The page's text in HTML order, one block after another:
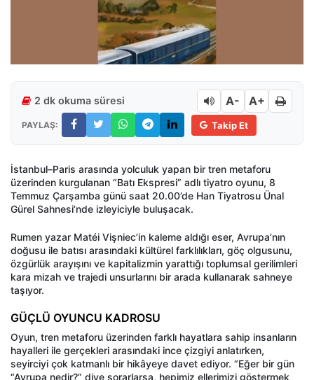
2 dk okuma süresi A- A+
PAYLAŞ: Takip Et
İstanbul–Paris arasında yolculuk yapan bir tren metaforu
üzerinden kurgulanan “Batı Ekspresi” adlı tiyatro oyunu, 8
Temmuz Çarşamba günü saat 20.00’de Han Tiyatrosu Ünal
Gürel Sahnesi’nde izleyiciyle buluşacak.
Rumen yazar Matéi Vişniec’in kaleme aldığı eser, Avrupa’nın
doğusu ile batısı arasındaki kültürel farklılıkları, göç olgusunu,
özgürlük arayışını ve kapitalizmin yarattığı toplumsal gerilimleri
kara mizah ve trajedi unsurlarını bir arada kullanarak sahneye
taşıyor.
GÜÇLÜ OYUNCU KADROSU
Oyun, tren metaforu üzerinden farklı hayatlara sahip insanların
hayalleri ile gerçekleri arasındaki ince çizgiyi anlatırken,
seyirciyi çok katmanlı bir hikâyeye davet ediyor. “Eğer bir gün
“Avrupa nedir?” diye sorarlarsa, hepimiz ellerimizi göstermek